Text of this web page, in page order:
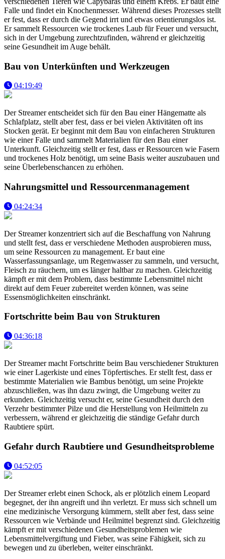
Falle und findet ein Knochenmesser. Während dieses Prozesses stellt
er fest, dass er durch die Gegend irrt und etwas orientierungslos ist.
Er sammelt Ressourcen wie trockenes Laub für Feuer und versucht,
sich in der Umgebung zurechtzufinden, während er gleichzeitig
seine Gesundheit im Auge behält.
Bau von Unterkünften und Werkzeugen
04:19:49
Der Streamer entscheidet sich für den Bau einer Hängematte als
Schlafplatz, stellt aber fest, dass er bei vielen Aktivitäten oft ins
Stocken gerät. Er beginnt mit dem Bau von einfacheren Strukturen
wie einer Falle und sammelt Materialien für den Bau einer
Unterkunft. Gleichzeitig stellt er fest, dass er Ressourcen wie Fasern
und trockenes Holz benötigt, um seine Basis weiter auszubauen und
seine Überlebenschancen zu erhöhen.
Nahrungsmittel und Ressourcenmanagement
04:24:34
Der Streamer konzentriert sich auf die Beschaffung von Nahrung
und stellt fest, dass er verschiedene Methoden ausprobieren muss,
um seine Ressourcen zu management. Er baut eine
Wasserfassungsanlage, um Regenwasser zu sammeln, und versucht,
Fleisch zu räuchern, um es länger haltbar zu machen. Gleichzeitig
kämpft er mit dem Problem, dass bestimmte Lebensmittel nicht
direkt auf dem Feuer zubereitet werden können, was seine
Essensmöglichkeiten einschränkt.
Fortschritte beim Bau von Strukturen
04:36:18
Der Streamer macht Fortschritte beim Bau verschiedener Strukturen
wie einer Lagerkiste und eines Töpfertisches. Er stellt fest, dass er
bestimmte Materialien wie Bambus benötigt, um seine Projekte
abzuschließen, was ihn dazu zwingt, die Umgebung weiter zu
erkunden. Gleichzeitig versucht er, seine Gesundheit durch den
Verzehr bestimmter Pilze und die Herstellung von Heilmitteln zu
verbessern, während er gleichzeitig die ständige Gefahr durch
Raubtiere spürt.
Gefahr durch Raubtiere und Gesundheitsprobleme
04:52:05
Der Streamer erlebt einen Schock, als er plötzlich einem Leopard
begegnet, der ihn angreift und ihn verletzt. Er muss sich schnell um
eine medizinische Versorgung kümmern, stellt aber fest, dass seine
Ressourcen wie Verbände und Heilmittel begrenzt sind. Gleichzeitig
kämpft er mit verschiedenen Gesundheitsproblemen wie
Lebensmittelvergiftung und Fieber, was seine Fähigkeit, sich zu
bewegen und zu überleben, weiter einschränkt.